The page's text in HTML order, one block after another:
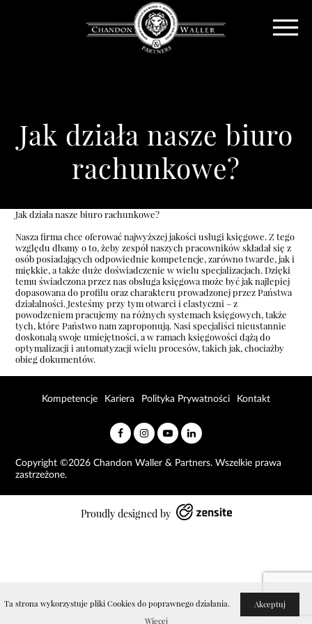
Ta strona wykorzystuje pliki Cookies do poprawnego działania.
Akceptuj
Więcej
Jak działa nasze biuro
rachunkowe?
Jak działa nasze biuro rachunkowe?
Nasza firma chce oferować najwyższej jakości usługi księgowe. Z tego
względu dbamy o to, żeby zespół naszych pracowników składał się z
osób posiadających odpowiednie kompetencje, zarówno twarde, jak i
miękkie, a także duże doświadczenie w wielu specjalizacjach. Dzięki
temu świadczona przez nas obsługa księgowa może być jak najlepiej
dopasowana do profilu oraz charakteru prowadzonej przez Państwa
działalności. Jesteśmy przy tym otwarci i elastyczni – z
powodzeniem pracujemy na różnych systemach księgowych, także
tych, które Państwo nam zaproponują. Nasi specjaliści nieustannie
doskonalą swoje umiejętności, a w ramach księgowości dążą do
optymalizacji i automatyzacji wielu procesów, takich jak, chociażby
obieg dokumentów.
Copyright ©2026 Chandon Waller & Partners. Wszelkie prawa
zastrzeżone.
Kompetencje Kariera Polityka Prywatności Kontakt
Proudly designed by